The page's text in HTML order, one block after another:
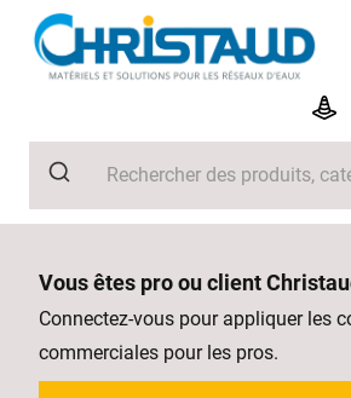
Vous êtes pro ou client
Connectez-vous pour appliquer les
commerciales pour les pros.